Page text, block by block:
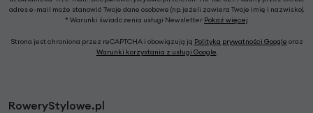
adres e-mail może stanowić Twoje dane osobowe (np. jeżeli zawiera Twoje imię i nazwisko).
* Warunki świadczenia usługi Newsletter Pokaż więcej
Strona jest chroniona przez reCAPTCHA i obowiązują ją Polityka prywatności Google oraz
Warunki korzystania z usługi Google
RoweryStylowe.pl